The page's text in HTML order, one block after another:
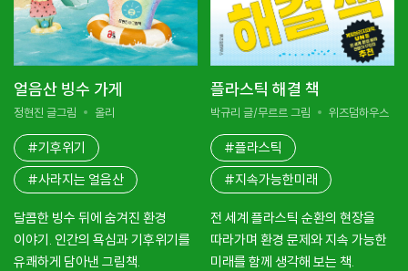
얼음산 빙수 가게
정현진 글그림 올리
#기후위기
#사라지는 얼음산
달콤한 빙수 뒤에 숨겨진 환경
이야기. 인간의 욕심과 기후위기를
유쾌하게 담아낸 그림책.
플라스틱 해결 책
박규리 글/무르르 그림 위즈덤하우스
#플라스틱
#지속가능한미래
전 세계 플라스틱 순환의 현장을
따라가며 환경 문제와 지속 가능한
미래를 함께 생각해 보는 책.